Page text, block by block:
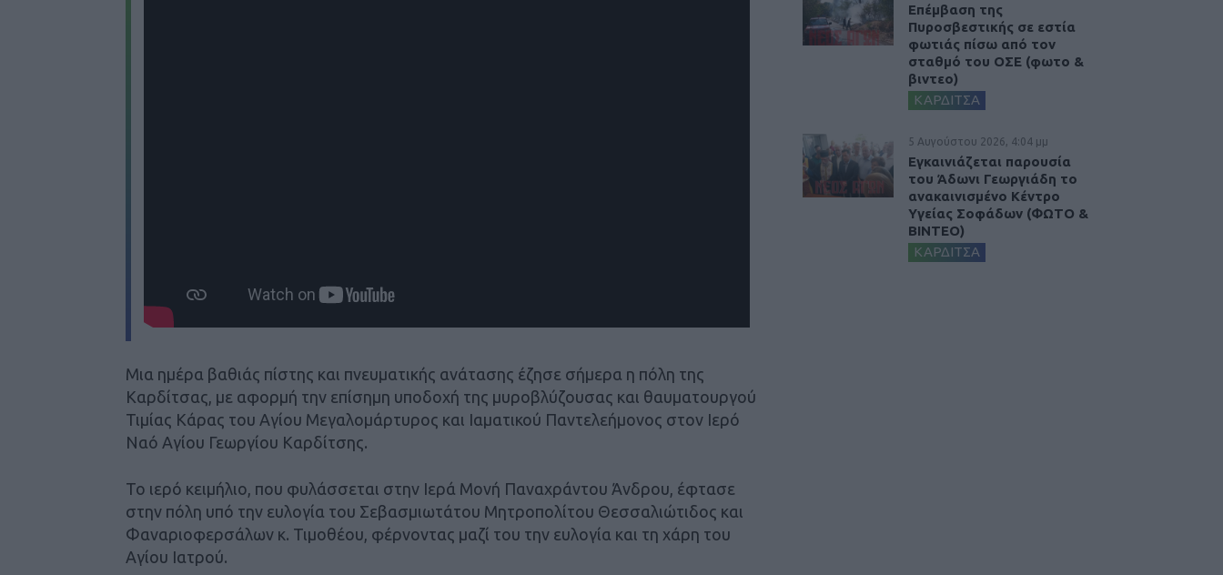
Μια ημέρα βαθιάς πίστης και πνευματικής ανάτασης έζησε σήμερα η πόλη της
Καρδίτσας, με αφορμή την επίσημη υποδοχή της μυροβλύζουσας και θαυματουργού
Τιμίας Κάρας του Αγίου Μεγαλομάρτυρος και Ιαματικού Παντελεήμονος στον Ιερό
Ναό Αγίου Γεωργίου Καρδίτσης.
​Το ιερό κειμήλιο, που φυλάσσεται στην Ιερά Μονή Παναχράντου Άνδρου, έφτασε
στην πόλη υπό την ευλογία του Σεβασμιωτάτου Μητροπολίτου Θεσσαλιώτιδος και
Φαναριοφερσάλων κ. Τιμοθέου, φέρνοντας μαζί του την ευλογία και τη χάρη του
Αγίου Ιατρού.
Επέμβαση της
Πυροσβεστικής σε εστία
φωτιάς πίσω από τον
σταθμό του ΟΣΕ (φωτο &
βιντεο)
ΚΑΡΔΙΤΣΑ
5 Αυγούστου 2026, 4:04 μμ
Εγκαινιάζεται παρουσία
του Άδωνι Γεωργιάδη το
ανακαινισμένο Κέντρο
Υγείας Σοφάδων (ΦΩΤΟ &
ΒΙΝΤΕΟ)
ΚΑΡΔΙΤΣΑ